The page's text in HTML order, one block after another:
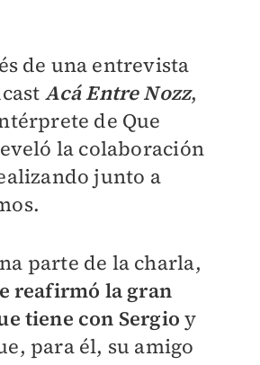
de una entrevista
Acá Entre Nozz,
de Que
la colaboración
junto a
parte de la charla,
reafirmó la gran
tiene con Sergio y
para él, su amigo